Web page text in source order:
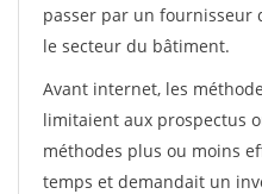
passer par un fournisseur
le secteur du bâtiment.
Avant internet, les
limitaient aux prospectus
méthodes plus ou moins
temps et demandait un